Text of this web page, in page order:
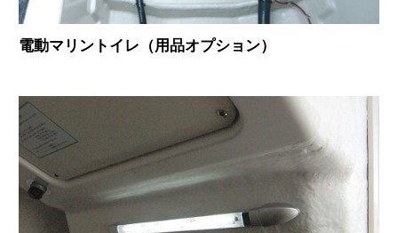
電動マリントイレ（用品オプション）